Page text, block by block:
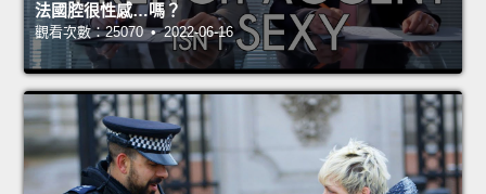
法國腔很性感…嗎？
觀看次數：25070 • 2022-06-16